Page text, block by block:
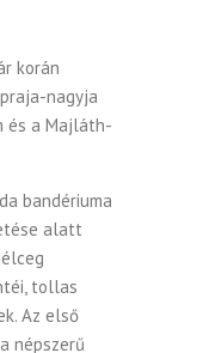
korán
nagyja
és a Majláth-
bandériuma
alatt
tollas
Az első
népszerű